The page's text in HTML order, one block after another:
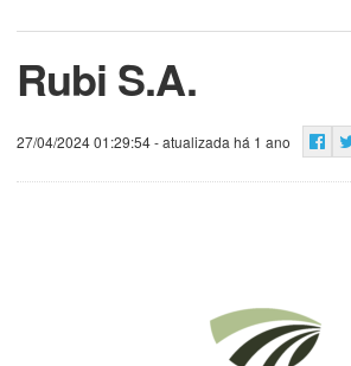
Rubi S.A.
27/04/2024 01:29:54- atualizada há 1 ano